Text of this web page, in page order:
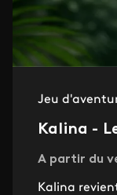
Jeu
Kalina -
A partir du
Kalina